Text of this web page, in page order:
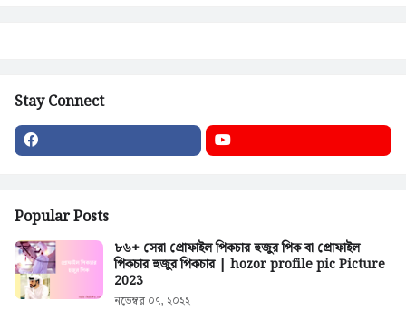
Stay Connect
Popular Posts
৮৬+ সেরা প্রোফাইল পিকচার হুজুর পিক বা প্রোফাইল
পিকচার হুজুর পিকচার | hozor profile pic Picture
2023
নভেম্বর ০৭, ২০২২